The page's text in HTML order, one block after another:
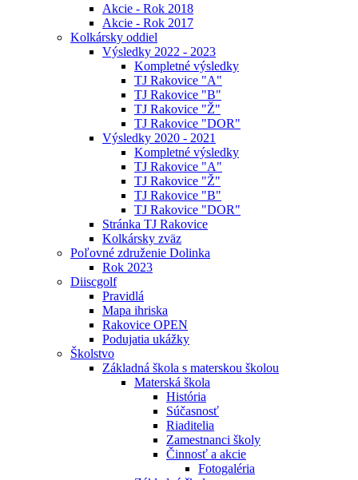
Akcie - Rok 2018
Akcie - Rok 2017
Kolkársky oddiel
Výsledky 2022 - 2023
Kompletné výsledky
TJ Rakovice "A"
TJ Rakovice "B"
TJ Rakovice "Ž"
TJ Rakovice "DOR"
Výsledky 2020 - 2021
Kompletné výsledky
TJ Rakovice "A"
TJ Rakovice "Ž"
TJ Rakovice "B"
TJ Rakovice "DOR"
Stránka TJ Rakovice
Kolkársky zväz
Poľovné združenie Dolinka
Rok 2023
Diiscgolf
Pravidlá
Mapa ihriska
Rakovice OPEN
Podujatia ukážky
Školstvo
Základná škola s materskou školou
Materská škola
História
Súčasnosť
Riaditelia
Zamestnanci školy
Činnosť a akcie
Fotogaléria